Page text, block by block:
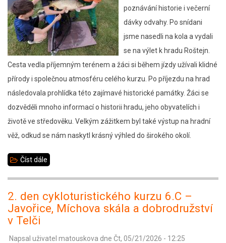
poznávání historie i večerní
dávky odvahy. Po snídani
jsme nasedli na kola a vydali
se na výlet k hradu Roštejn.
Cesta vedla příjemným terénem a žáci si během jízdy užívali klidné
přírody i společnou atmosféru celého kurzu. Po příjezdu na hrad
následovala prohlídka této zajímavé historické památky. Žáci se
dozvěděli mnoho informací o historii hradu, jeho obyvatelích i
životě ve středověku. Velkým zážitkem byl také výstup na hradní
věž, odkud se nám naskytl krásný výhled do širokého okolí.
Číst dále
cykloturistického
kurzu
2. den cykloturistického kurzu 6.C –
Javořice, Míchova skála a dobrodružství
v Telči
Napsal uživatel matouskova dne Čt, 05/21/2026 - 12:25